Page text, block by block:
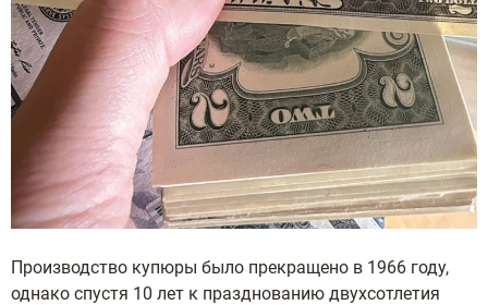
Производство купюры было прекращено в 1966 году,
однако спустя 10 лет к празднованию двухсотлетия